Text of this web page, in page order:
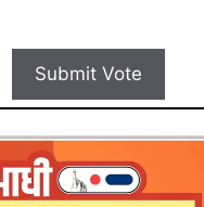
Submit Vote